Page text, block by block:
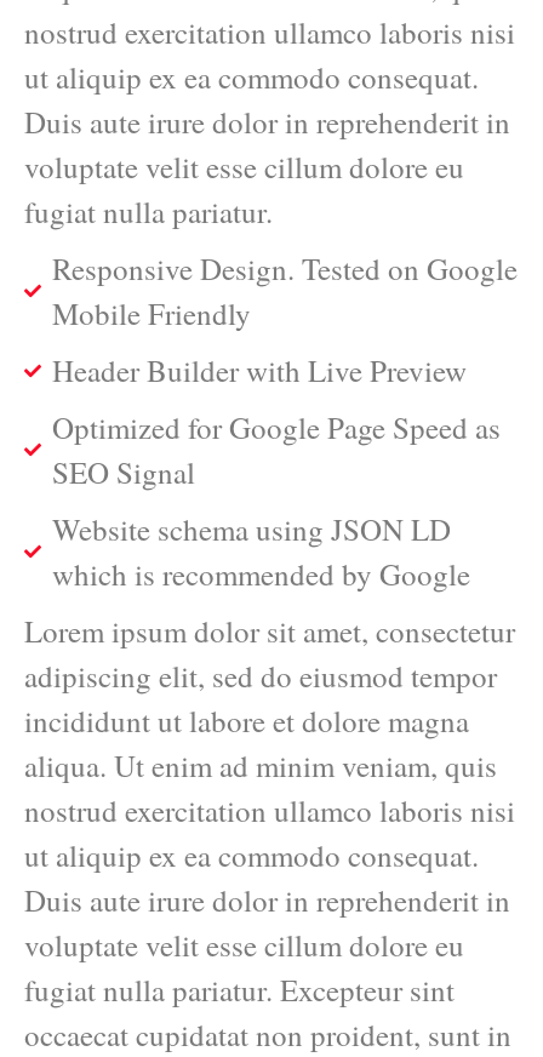
nostrud exercitation ullamco laboris nisi
ut aliquip ex ea commodo consequat.
Duis aute irure dolor in reprehenderit in
voluptate velit esse cillum dolore eu
fugiat nulla pariatur.
Responsive Design. Tested on Google
Mobile Friendly
Header Builder with Live Preview
Optimized for Google Page Speed as
SEO Signal
Website schema using JSON LD
which is recommended by Google
Lorem ipsum dolor sit amet, consectetur
adipiscing elit, sed do eiusmod tempor
incididunt ut labore et dolore magna
aliqua. Ut enim ad minim veniam, quis
nostrud exercitation ullamco laboris nisi
ut aliquip ex ea commodo consequat.
Duis aute irure dolor in reprehenderit in
voluptate velit esse cillum dolore eu
fugiat nulla pariatur. Excepteur sint
occaecat cupidatat non proident, sunt in